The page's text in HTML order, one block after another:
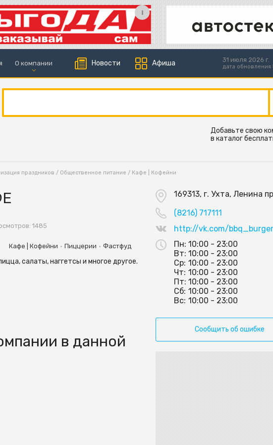
О компании Новости Афиша 31 июля 2026 г.
дата обновления
Добавьте свою
в каталог
праздников / Общественное питание / Кафе | Кофейни
1485
Кафе | Кофейни • Пиццерии • Фастфуд
салаты, наггетсы и многое другое.
169313, г. Ухта, Ленина
(8216) 717111
http://vk.com/
Пн:10:00 - 23:00
Вт:10:00 - 23:00
Ср: 10:00 - 23:00
Чт: 10:00 - 23:00
Пт:10:00 - 23:00
Сб: 10:00 - 23:00
Вс: 10:00 - 23:00
Сообщить об ошибке
в данной